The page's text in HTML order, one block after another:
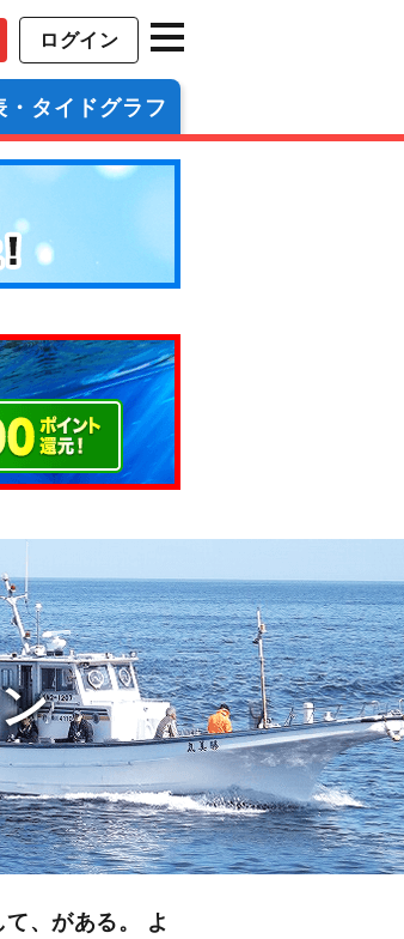
ログイン
・タイドグラフ
、がある。 よ